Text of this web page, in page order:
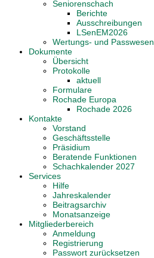
Seniorenschach
Berichte
Ausschreibungen
LSenEM2026
Wertungs- und Passwesen
Dokumente
Übersicht
Protokolle
aktuell
Formulare
Rochade Europa
Rochade 2026
Kontakte
Vorstand
Geschäftsstelle
Präsidium
Beratende Funktionen
Schachkalender 2027
Services
Hilfe
Jahreskalender
Beitragsarchiv
Monatsanzeige
Mitgliederbereich
Anmeldung
Registrierung
Passwort zurücksetzen